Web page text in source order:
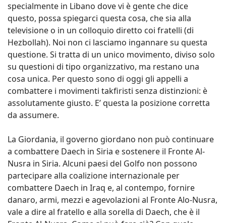
specialmente in Libano dove vi è gente che dice
questo, possa spiegarci questa cosa, che sia alla
televisione o in un colloquio diretto coi fratelli (di
Hezbollah). Noi non ci lasciamo ingannare su questa
questione. Si tratta di un unico movimento, diviso solo
su questioni di tipo organizzativo, ma restano una
cosa unica. Per questo sono di oggi gli appelli a
combattere i movimenti takfiristi senza distinzioni: è
assolutamente giusto. E’ questa la posizione corretta
da assumere.
La Giordania, il governo giordano non può continuare
a combattere Daech in Siria e sostenere il Fronte Al-
Nusra in Siria. Alcuni paesi del Golfo non possono
partecipare alla coalizione internazionale per
combattere Daech in Iraq e, al contempo, fornire
danaro, armi, mezzi e agevolazioni al Fronte Alo-Nusra,
vale a dire al fratello e alla sorella di Daech, che è il